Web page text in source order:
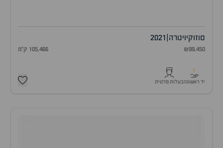
סוזוקיויטרה 2021
₪99,450 105,466 ק"מ
1
יד ראשונהבעלות פרטית